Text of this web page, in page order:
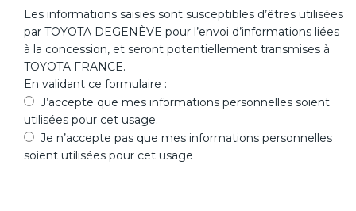
Les informations saisies sont susceptibles d’êtres utilisées
par TOYOTA DEGENÈVE pour l’envoi d’informations liées
à la concession, et seront potentiellement transmises à
TOYOTA FRANCE.
En validant ce formulaire :
J’accepte que mes informations personnelles soient
utilisées pour cet usage.
Je n’accepte pas que mes informations personnelles
soient utilisées pour cet usage